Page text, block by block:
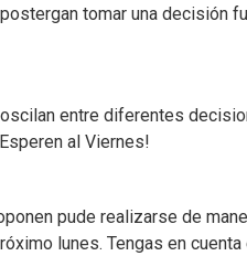
tomar una decisión
entre diferentes
al Viernes!
pude realizarse de
lunes. Tengas en